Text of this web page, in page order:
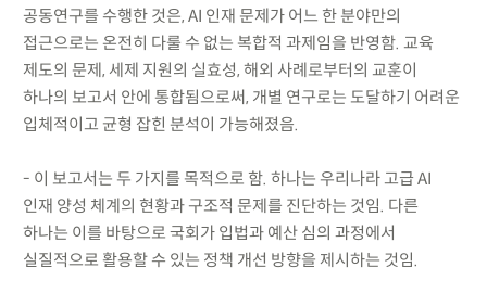
공동연구를 수행한 것은, AI 인재 문제가 어느 한 분야만의
접근으로는 온전히 다룰 수 없는 복합적 과제임을 반영함. 교육
제도의 문제, 세제 지원의 실효성, 해외 사례로부터의 교훈이
하나의 보고서 안에 통합됨으로써, 개별 연구로는 도달하기 어려운
입체적이고 균형 잡힌 분석이 가능해졌음.
- 이 보고서는 두 가지를 목적으로 함. 하나는 우리나라 고급 AI
인재 양성 체계의 현황과 구조적 문제를 진단하는 것임. 다른
하나는 이를 바탕으로 국회가 입법과 예산 심의 과정에서
실질적으로 활용할 수 있는 정책 개선 방향을 제시하는 것임.